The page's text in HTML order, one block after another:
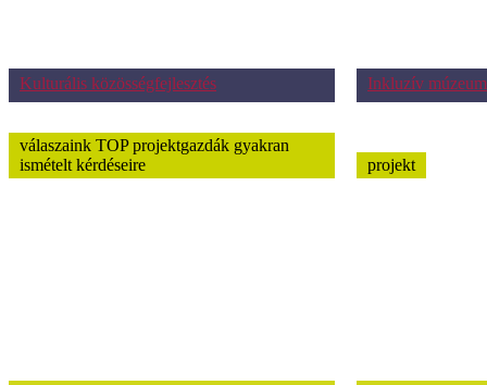
Kulturális közösségfejlesztés Inkluzív múzeum
válaszaink TOP projektgazdák gyakran
ismételt kérdéseire
projekt